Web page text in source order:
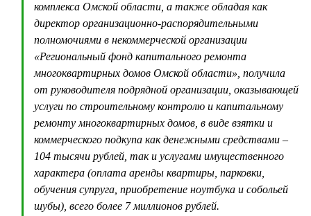
комплекса Омской области, а также обладая как
директор организационно-распорядительными
полномочиями в некоммерческой организации
«Региональный фонд капитального ремонта
многоквартирных домов Омской области», получила
от руководителя подрядной организации, оказывающей
услуги по строительному контролю и капитальному
ремонту многоквартирных домов, в виде взятки и
коммерческого подкупа как денежными средствами –
104 тысячи рублей, так и услугами имущественного
характера (оплата аренды квартиры, парковки,
обучения супруга, приобретение ноутбука и собольей
шубы), всего более 7 миллионов рублей.